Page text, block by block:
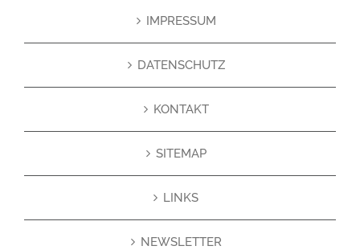
IMPRESSUM
DATENSCHUTZ
KONTAKT
SITEMAP
LINKS
NEWSLETTER